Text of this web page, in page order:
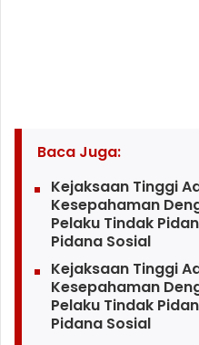
Baca Juga:
Kejaksaan Tinggi
Kesepahaman
Pelaku Tindak
Pidana Sosial
Kejaksaan Tinggi
Kesepahaman
Pelaku Tindak
Pidana Sosial